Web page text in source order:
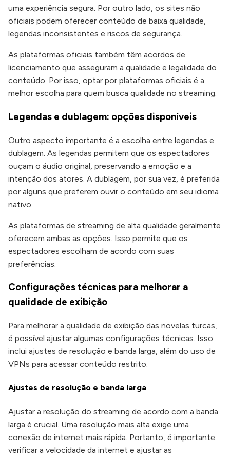
uma experiência segura. Por outro lado, os sites não
oficiais podem oferecer conteúdo de baixa qualidade,
legendas inconsistentes e riscos de segurança.
As plataformas oficiais também têm acordos de
licenciamento que asseguram a qualidade e legalidade do
conteúdo. Por isso, optar por plataformas oficiais é a
melhor escolha para quem busca qualidade no streaming.
Legendas e dublagem: opções disponíveis
Outro aspecto importante é a escolha entre legendas e
dublagem. As legendas permitem que os espectadores
ouçam o áudio original, preservando a emoção e a
intenção dos atores. A dublagem, por sua vez, é preferida
por alguns que preferem ouvir o conteúdo em seu idioma
nativo.
As plataformas de streaming de alta qualidade geralmente
oferecem ambas as opções. Isso permite que os
espectadores escolham de acordo com suas
preferências.
Configurações técnicas para melhorar a
qualidade de exibição
Para melhorar a qualidade de exibição das novelas turcas,
é possível ajustar algumas configurações técnicas. Isso
inclui ajustes de resolução e banda larga, além do uso de
VPNs para acessar conteúdo restrito.
Ajustes de resolução e banda larga
Ajustar a resolução do streaming de acordo com a banda
larga é crucial. Uma resolução mais alta exige uma
conexão de internet mais rápida. Portanto, é importante
verificar a velocidade da internet e ajustar as